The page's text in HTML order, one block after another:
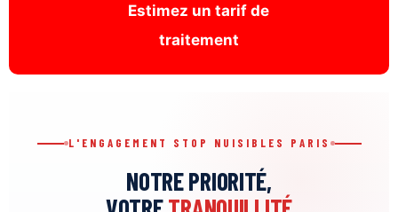
Estimez un tarif de
traitement
L'ENGAGEMENT STOP NUISIBLES PARIS
NOTRE PRIORITÉ,